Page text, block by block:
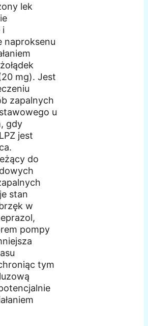
lek
i
naproksenu
mg). Jest
zapalnych
u
gdy
jest
do
stan
w
pompy
tym